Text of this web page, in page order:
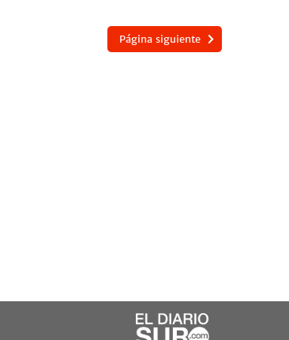
Página siguiente